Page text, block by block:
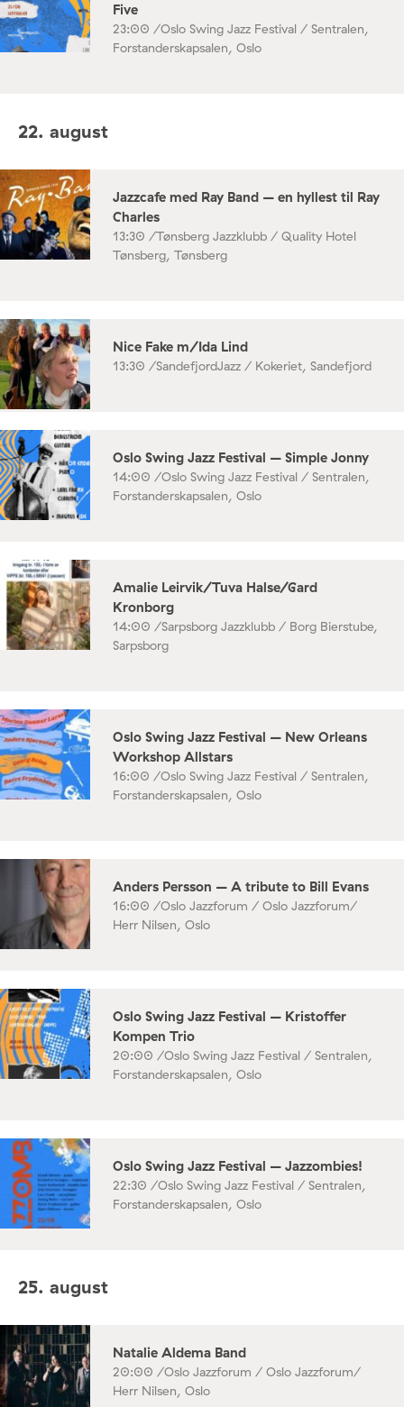
Five
23:00 /Oslo Swing Jazz Festival / Sentralen,
Forstanderskapsalen, Oslo
22. august
Jazzcafe med Ray Band – en hyllest til Ray
Charles
13:30 /Tønsberg Jazzklubb / Quality Hotel
Tønsberg, Tønsberg
Nice Fake m/Ida Lind
13:30 /SandefjordJazz / Kokeriet, Sandefjord
Oslo Swing Jazz Festival – Simple Jonny
14:00 /Oslo Swing Jazz Festival / Sentralen,
Forstanderskapsalen, Oslo
Amalie Leirvik/Tuva Halse/Gard
Kronborg
14:00 /Sarpsborg Jazzklubb / Borg Bierstube,
Sarpsborg
Oslo Swing Jazz Festival – New Orleans
Workshop Allstars
16:00 /Oslo Swing Jazz Festival / Sentralen,
Forstanderskapsalen, Oslo
Anders Persson – A tribute to Bill Evans
16:00 /Oslo Jazzforum / Oslo Jazzforum/
Herr Nilsen, Oslo
Oslo Swing Jazz Festival – Kristoffer
Kompen Trio
20:00 /Oslo Swing Jazz Festival / Sentralen,
Forstanderskapsalen, Oslo
Oslo Swing Jazz Festival – Jazzombies!
22:30 /Oslo Swing Jazz Festival / Sentralen,
Forstanderskapsalen, Oslo
25. august
Natalie Aldema Band
20:00 /Oslo Jazzforum / Oslo Jazzforum/
Herr Nilsen, Oslo